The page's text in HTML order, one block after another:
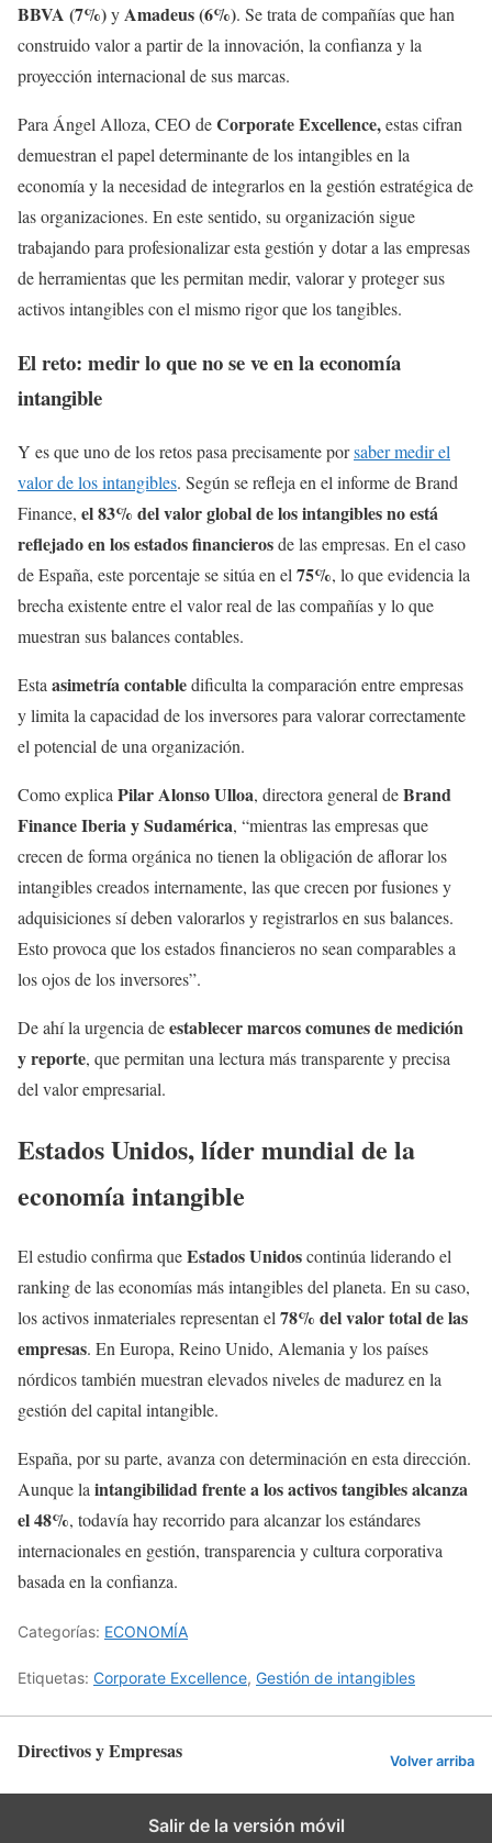
BBVA (7%)yAmadeus (6%). Se trata de compañías que han
construido valor a partir de la innovación, la confianza y la
proyección internacional de sus marcas.
Para Ángel Alloza, CEO deCorporate Excellence,estas cifran
demuestran el papel determinante de los intangibles en la
economía y la necesidad de integrarlos en la gestión estratégica de
las organizaciones. En este sentido, su organización sigue
trabajando para profesionalizar esta gestión y dotar a las empresas
de herramientas que les permitan medir, valorar y proteger sus
activos intangibles con el mismo rigor que los tangibles.
El reto: medir lo que no se ve en la economía
intangible
Y es que uno de los retos pasa precisamente porsaber medir el
valor de los intangibles. Según se refleja en el informe de Brand
Finance, el 83% del valor global de los intangibles no está
reflejado en los estados financierosde las empresas. En el caso
de España, este porcentaje se sitúa en el 75%, lo que evidencia la
brecha existente entre el valor real de las compañías y lo que
muestran sus balances contables.
Esta asimetría contabledificulta la comparación entre empresas
y limita la capacidad de los inversores para valorar correctamente
el potencial de una organización.
Como explica Pilar Alonso Ulloa, directora general deBrand
Finance Iberia y Sudamérica, “mientras las empresas que
crecen de forma orgánica no tienen la obligación de aflorar los
intangibles creados internamente, las que crecen por fusiones y
adquisiciones sí deben valorarlos y registrarlos en sus balances.
Esto provoca que los estados financieros no sean comparables a
los ojos de los inversores”.
De ahí la urgencia deestablecer marcos comunes de medición
y reporte, que permitan una lectura más transparente y precisa
del valor empresarial.
Estados Unidos, líder mundial de la
economía intangible
El estudio confirma queEstados Unidoscontinúa liderando el
ranking de las economías más intangibles del planeta. En su caso,
los activos inmateriales representan el 78% del valor total de las
empresas. En Europa, Reino Unido, Alemania y los países
nórdicos también muestran elevados niveles de madurez en la
gestión del capital intangible.
España, por su parte, avanza con determinación en esta dirección.
Aunque la intangibilidad frente a los activos tangibles alcanza
el 48%, todavía hay recorrido para alcanzar los estándares
internacionales en gestión, transparencia y cultura corporativa
basada en la confianza.
Categorías: ECONOMÍA
Etiquetas: Corporate Excellence, Gestión de intangibles
Directivos y Empresas Volver arriba
Salir de la versión móvil